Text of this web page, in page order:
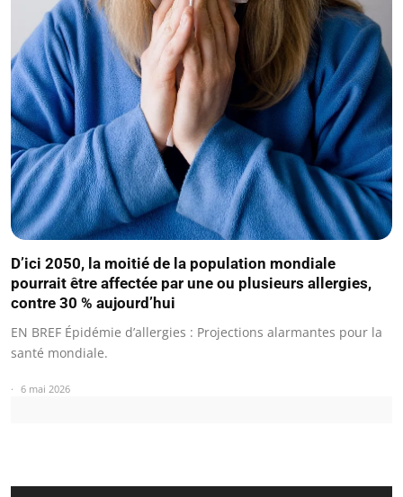
D’ici 2050, la moitié de la population mondiale
pourrait être affectée par une ou plusieurs allergies,
contre 30 % aujourd’hui
EN BREF Épidémie d’allergies : Projections alarmantes pour la
santé mondiale.
6 mai 2026